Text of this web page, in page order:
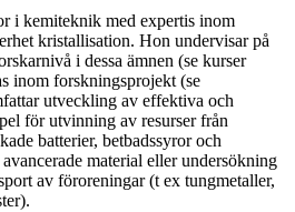
i kemiteknik med expertis inom
kristallisation. Hon undervisar på
i dessa ämnen (se kurser
inom forskningsprojekt (se
utveckling av effektiva och
för utvinning av resurser från
batterier, betbadssyror och
material eller undersökning
av föroreningar (t ex tungmetaller,